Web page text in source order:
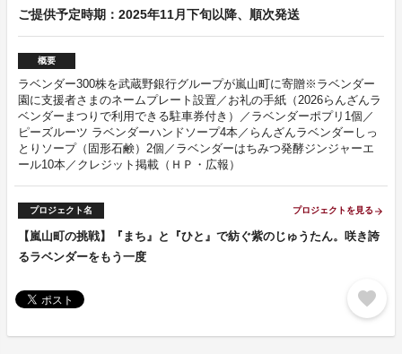
ご提供予定時期：2025年11月下旬以降、順次発送
概要
ラベンダー300株を武蔵野銀行グループが嵐山町に寄贈※ラベンダー
園に支援者さまのネームプレート設置／お礼の手紙（2026らんざんラ
ベンダーまつりで利用できる駐車券付き）／ラベンダーポプリ1個／
ピーズルーツ ラベンダーハンドソープ4本／らんざんラベンダーしっ
とりソープ（固形石鹸）2個／ラベンダーはちみつ発酵ジンジャーエ
ール10本／クレジット掲載（ＨＰ・広報）
プロジェクト名 プロジェクトを見る arrow_forward
【嵐山町の挑戦】『まち』と『ひと』で紡ぐ紫のじゅうたん。咲き誇
るラベンダーをもう一度
favorite